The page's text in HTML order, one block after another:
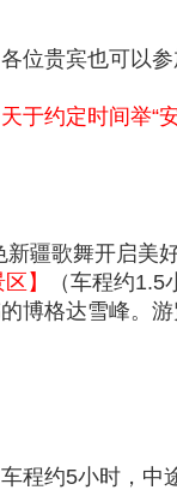
位贵宾也可以
约定时间举“
新疆歌舞开启美
】
（车程约
博格达雪峰。
车程约5小时，